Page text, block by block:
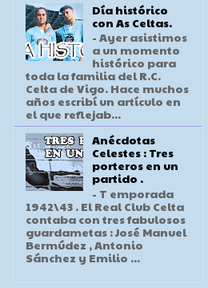
Día histórico
con As Celtas.
- Ayer asistimos
a un momento
histórico para
toda la familia del R.C.
Celta de Vigo. Hace muchos
años escribí un artículo en
el que reflejab...
Anécdotas
Celestes : Tres
porteros en un
partido .
- T emporada
1942\43 . El Real Club Celta
contaba con tres fabulosos
guardametas : José Manuel
Bermúdez , Antonio
Sánchez y Emilio ...